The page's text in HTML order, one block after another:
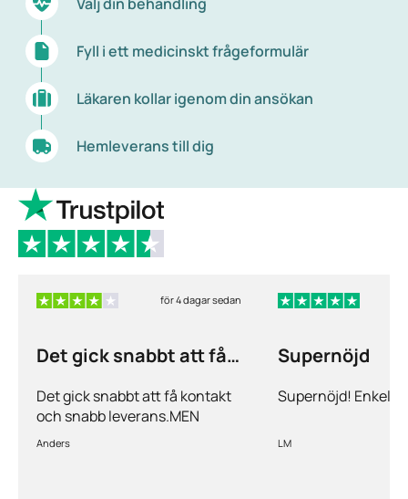
Fyll i ett medicinskt frågeformulär
Läkaren kollar igenom din ansökan
Hemleverans till dig
för 4 dagar sedan
Det gick snabbt att få
Det gick snabbt att få kontakt
och snabb leverans.MEN
priserna är alldeles för höga på
Anders
Supernöjd
Supernöjd! Enkelt
LM